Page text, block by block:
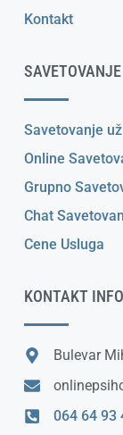
Kontakt
SAVETOVANJE
Savetovanje
Online
Grupno
Chat
Cene Usluga
KONTAKT
Bulevar
064 64 93